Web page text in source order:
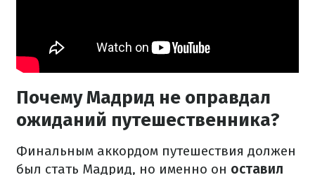
Почему Мадрид не оправдал
ожиданий путешественника?
Финальным аккордом путешествия должен
был стать Мадрид, но именно он оставил